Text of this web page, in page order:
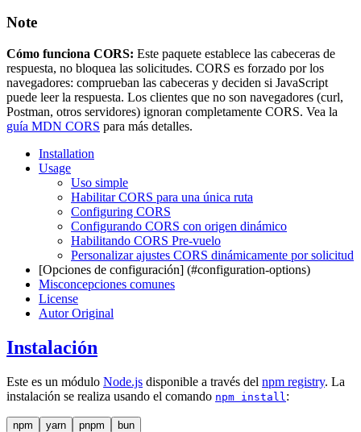
Note
Cómo funciona CORS: Este paquete establece las cabeceras de
respuesta, no bloquea las solicitudes. CORS es forzado por los
navegadores: comprueban las cabeceras y deciden si JavaScript
puede leer la respuesta. Los clientes que no son navegadores (curl,
Postman, otros servidores) ignoran completamente CORS. Vea la
guía MDN CORS para más detalles.
Installation
Usage
Uso simple
Habilitar CORS para una única ruta
Configuring CORS
Configurando CORS con origen dinámico
Habilitando CORS Pre-vuelo
Personalizar ajustes CORS dinámicamente por solicitud
[Opciones de configuración] (#configuration-options)
Misconcepciones comunes
License
Autor Original
Instalación
Este es un módulo Node.js disponible a través del npm registry. La
instalación se realiza usando el comando npm install :
npm yarn pnpm bun